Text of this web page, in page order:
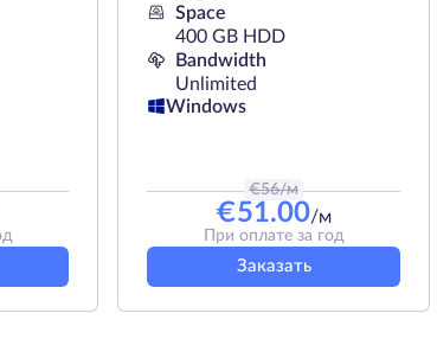
Space
400 GB HDD
Bandwidth
Unlimited
Windows
€56/м
€51.00/м
При оплате за год
Заказать